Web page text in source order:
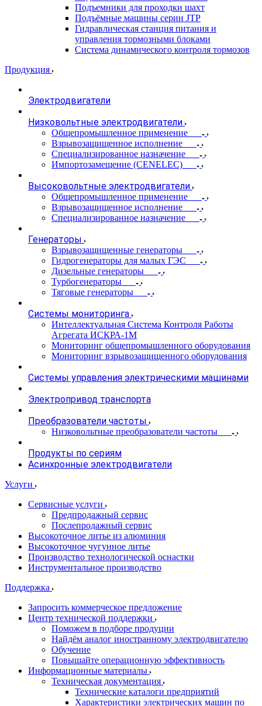
Подъемники для проходки шахт
Подъёмные машины серии JTP
Гидравлическая станция питания и
управления тормозными блоками
Система динамического контроля тормозов
Продукция
Электродвигатели
Низковольтные электродвигатели
Общепромышленное применение
Взрывозащищенное исполнение
Специализированное назначение
Импортозамещение (CENELEC)
Высоковольтные электродвигатели
Общепромышленное применение
Взрывозащищенное исполнение
Специализированное назначение
Генераторы
Взрывозащищенные генераторы
Гидрогенераторы для малых ГЭС
Дизельные генераторы
Турбогенераторы
Тяговые генераторы
Системы мониторинга
Интеллектуальная Система Контроля Работы
Агрегата ИСКРА-1М
Мониторинг общепромышленного оборудования
Мониторинг взрывозащищенного оборудования
Системы управления электрическими машинами
Электропривод транспорта
Преобразователи частоты
Низковольтные преобразователи частоты
Продукты по сериям
Асинхронные электродвигатели
Услуги
Сервисные услуги
Предпродажный сервис
Послепродажный сервис
Высокоточное литье из алюминия
Высокоточное чугунное литье
Производство технологической оснастки
Инструментальное производство
Поддержка
Запросить коммерческое предложение
Центр технической поддержки
Поможем в подборе продуции
Найдём аналог иностранному электродвигателю
Обучение
Повышайте операционную эффективность
Информационные материалы
Техническая документация
Технические каталоги предприятий
Характеристики электрических машин по